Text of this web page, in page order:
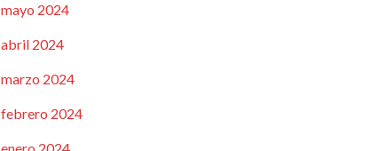
mayo 2024
abril 2024
marzo 2024
febrero 2024